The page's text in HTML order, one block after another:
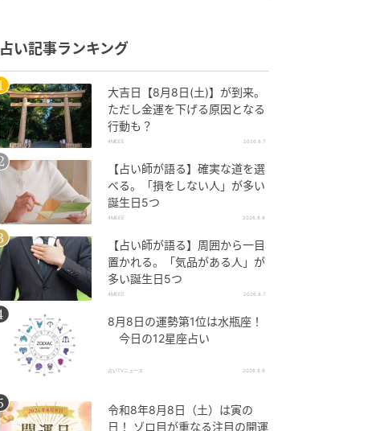
占い記事ランキング
大吉日【8月8日(土)】が到来。
ただし金運を下げる原因となる
行動も？
4MEEE 2026.8.7
【占い師が語る】確実な道を選
べる。「損をしない人」が多い
誕生日5つ
4MEEE 2026.8.8
【占い師が語る】周囲から一目
置かれる。「気品がある人」が
多い誕生日5つ
4MEEE 2026.8.7
8月8日の運勢第1位は水瓶座！
今日の12星座占い
占いTVニュース 2026.8.8
令和8年8月8日（土）は寅の
日！ ゾロ目が重なる注目の開運